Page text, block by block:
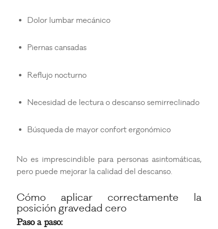
Dolor lumbar mecánico
Piernas cansadas
Reflujo nocturno
Necesidad de lectura o descanso semirreclinado
Búsqueda de mayor confort ergonómico
No es imprescindible para personas asintomáticas,
pero puede mejorar la calidad del descanso.
Cómo aplicar correctamente la
posición gravedad cero
Paso a paso: